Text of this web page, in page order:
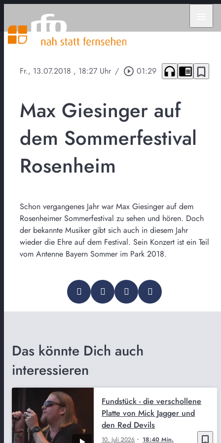
Fr., 13.07.2018 , 18:27 Uhr / play_circle_outline 01:29 headphones chrome_reader_mode bookmark_border
Max Giesinger auf
dem Sommerfestival
Rosenheim
Schon vergangenes Jahr war Max Giesinger auf dem
Rosenheimer Sommerfestival zu sehen und hören. Doch
der bekannte Musiker gibt sich auch in diesem Jahr
wieder die Ehre auf dem Festival. Sein Konzert ist ein Teil
vom Antenne Bayern Sommer im Park 2018.
Das könnte Dich auch
interessieren
bookmark_border
10. Juli 2026 18:40 Min.
Fundstück - die verschollene
Platte von Mick Jagger und
den Red Devils